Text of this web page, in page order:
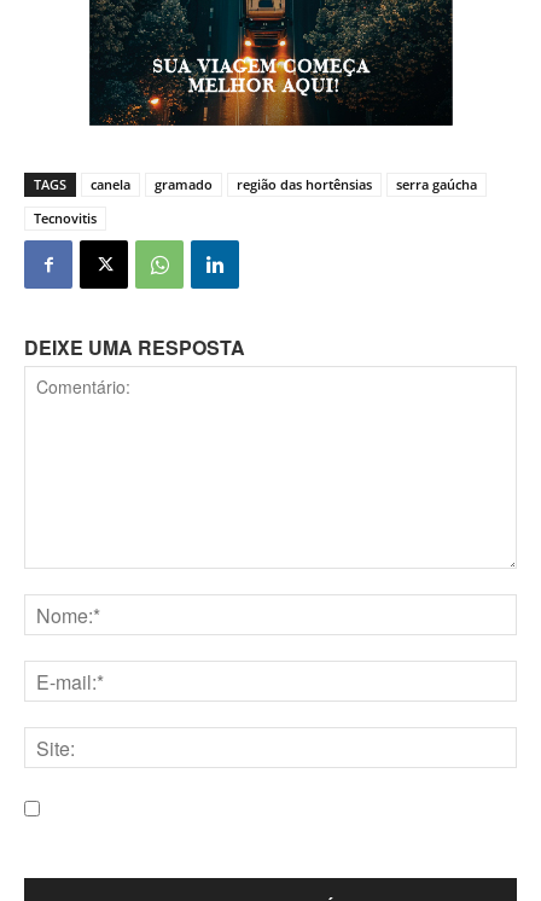
TAGS canela gramado região das hortênsias
serra gaúcha
Tecnovitis
DEIXE UMA RESPOSTA
mail:*